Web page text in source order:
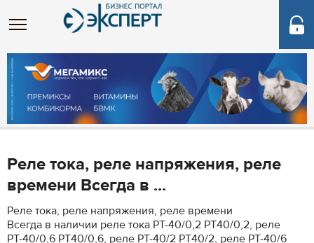
Реле тока, реле напряжения, реле
времени Всегда в ...
Реле тока, реле напряжения, реле времени
Всегда в наличии реле тока РТ-40/0,2 РТ40/0,2, реле
РТ-40/0,6 РТ40/0,6, реле РТ-40/2 РТ40/2, реле РТ-40/6